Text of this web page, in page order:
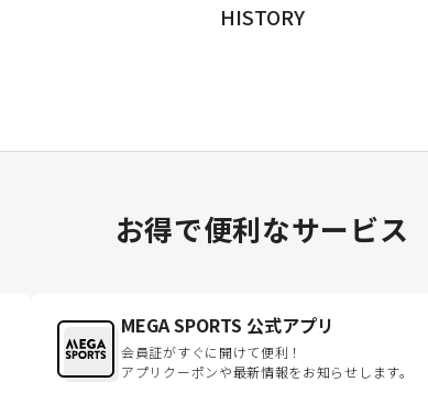
HISTORY
お得で便利なサービス
MEGA SPORTS 公式アプリ
会員証がすぐに開けて便利！
アプリクーポンや最新情報をお知らせします。